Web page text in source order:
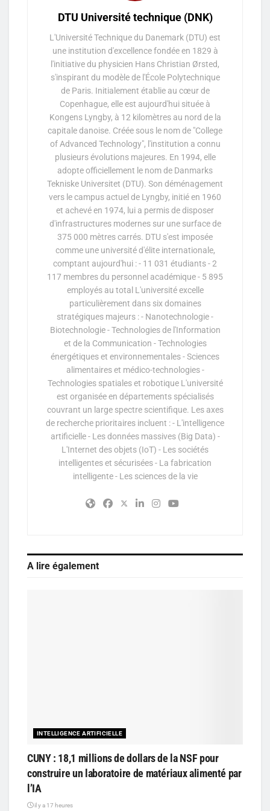
DTU Université technique (DNK)
L'Université Technique du Danemark (DTU) est
une institution d'excellence fondée en 1829 à
l'initiative du physicien Hans Christian Ørsted,
s'inspirant du modèle de l'École Polytechnique
de Paris. Initialement établie au cœur de
Copenhague, elle est aujourd'hui située à
Kongens Lyngby, à 12 kilomètres au nord de la
capitale danoise. Créée sous le nom de "College
of Advanced Technology", l'institution a connu
plusieurs évolutions majeures. En 1994, elle
adopte officiellement le nom de Danmarks
Tekniske Universitet (DTU). Son déménagement
vers le campus actuel de Lyngby, initié en 1960
et achevé en 1974, lui a permis de disposer
d'infrastructures modernes sur une surface de
375 000 mètres carrés. DTU s'est imposée
comme une université d'élite internationale,
comptant aujourd'hui : - 11 031 étudiants - 2
117 membres du personnel académique - 5 895
employés au total L'université excelle
particulièrement dans six domaines
stratégiques majeurs : - Nanotechnologie -
Biotechnologie - Technologies de l'Information
et de la Communication - Technologies
énergétiques et environnementales - Sciences
alimentaires et médico-technologies -
Technologies spatiales et robotique L'université
est organisée en départements spécialisés
couvrant un large spectre scientifique. Les axes
de recherche prioritaires incluent : - L'intelligence
artificielle - Les données massives (Big Data) -
L'Internet des objets (IoT) - Les sociétés
intelligentes et sécurisées - La fabrication
intelligente - Les sciences de la vie
A lire également
INTELLIGENCE ARTIFICIELLE
CUNY : 18,1 millions de dollars de la NSF pour
construire un laboratoire de matériaux alimenté par
l’IA
il y a 17 heures